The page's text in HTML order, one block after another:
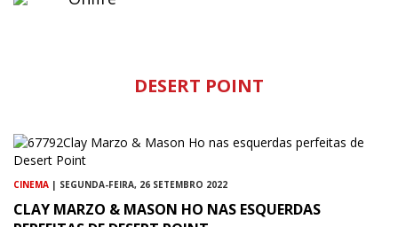
DESERT POINT
CINEMA | SEGUNDA-FEIRA, 26 SETEMBRO 2022
CLAY MARZO & MASON HO NAS ESQUERDAS